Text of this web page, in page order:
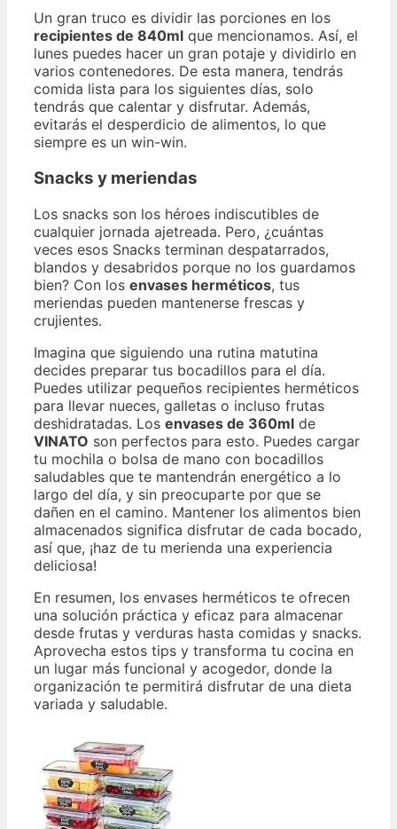
Un gran truco es dividir las porciones en los
recipientes de 840ml que mencionamos. Así, el
lunes puedes hacer un gran potaje y dividirlo en
varios contenedores. De esta manera, tendrás
comida lista para los siguientes días, solo
tendrás que calentar y disfrutar. Además,
evitarás el desperdicio de alimentos, lo que
siempre es un win-win.
Snacks y meriendas
Los snacks son los héroes indiscutibles de
cualquier jornada ajetreada. Pero, ¿cuántas
veces esos Snacks terminan despatarrados,
blandos y desabridos porque no los guardamos
bien? Con los envases herméticos, tus
meriendas pueden mantenerse frescas y
crujientes.
Imagina que siguiendo una rutina matutina
decides preparar tus bocadillos para el día.
Puedes utilizar pequeños recipientes herméticos
para llevar nueces, galletas o incluso frutas
deshidratadas. Los envases de 360ml de
VINATO son perfectos para esto. Puedes cargar
tu mochila o bolsa de mano con bocadillos
saludables que te mantendrán energético a lo
largo del día, y sin preocuparte por que se
dañen en el camino. Mantener los alimentos bien
almacenados significa disfrutar de cada bocado,
así que, ¡haz de tu merienda una experiencia
deliciosa!
En resumen, los envases herméticos te ofrecen
una solución práctica y eficaz para almacenar
desde frutas y verduras hasta comidas y snacks.
Aprovecha estos tips y transforma tu cocina en
un lugar más funcional y acogedor, donde la
organización te permitirá disfrutar de una dieta
variada y saludable.